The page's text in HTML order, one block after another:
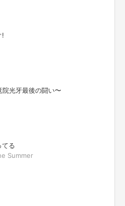
!
院光牙最後の闘い〜
てる
Summer